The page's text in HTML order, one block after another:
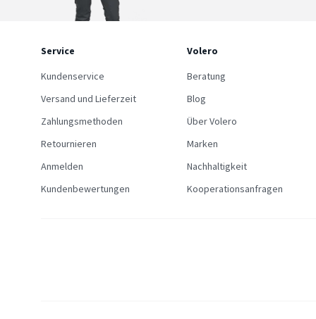
Service
Kundenservice
Versand und Lieferzeit
Zahlungsmethoden
Retournieren
Anmelden
Kundenbewertungen
Volero
Beratung
Blog
Über Volero
Marken
Nachhaltigkeit
Kooperationsanfragen